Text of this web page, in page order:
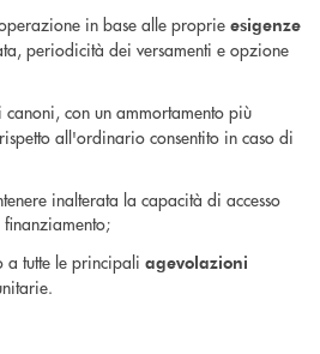
in base alle proprie esigenze
periodicità dei versamenti e opzione
canoni, con un ammortamento più
all'ordinario consentito in caso di
inalterata la capacità di accesso
a tutte le principali agevolazioni